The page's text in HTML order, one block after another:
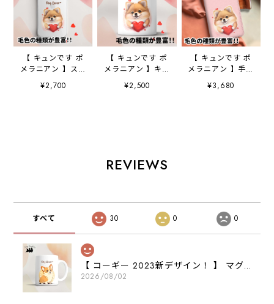
【 キュンです ポ
メラニアン 】スマ
ホケース クリア
ソフトケース
¥2,700
【 キュンです ポ
メラニアン 】キャ
ニスター 保存容
器 お家用 プレ
¥2,500
【 キュンです ポ
メラニアン 】手帳
スマホケース
犬 うちの子 プ
¥3,680
REVIEWS
すべて 30 0 0
【 コーギー 2023新デザイン！ 】 マグカップ お家用 プレゼント 犬 うちの子 犬グッズ ギフト
2026/08/02